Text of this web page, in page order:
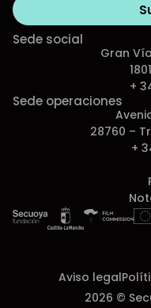
Sede social
Gran
+
Sede operaciones
28760 –
+
2026 ©
Aviso legal